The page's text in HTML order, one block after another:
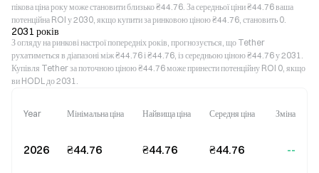
пікова ціна року може становити близько ₴44.76. За середньої ціни ₴44.76 ваша
потенційна ROI у 2030, якщо купити за ринковою ціною ₴44.76, становить 0.
2031 років
З огляду на ринкові настрої попередніх років, прогнозується, що Tether
рухатиметься в діапазоні між ₴44.76 і ₴44.76, із середньою ціною ₴44.76 у 2031.
Купівля Tether за поточною ціною ₴44.76 може принести потенційну ROI 0, якщо
ви HODL до 2031.
Year Мінімальна ціна Найвища ціна Середня ціна Зміна
2026 ₴44.76 ₴44.76 ₴44.76 --